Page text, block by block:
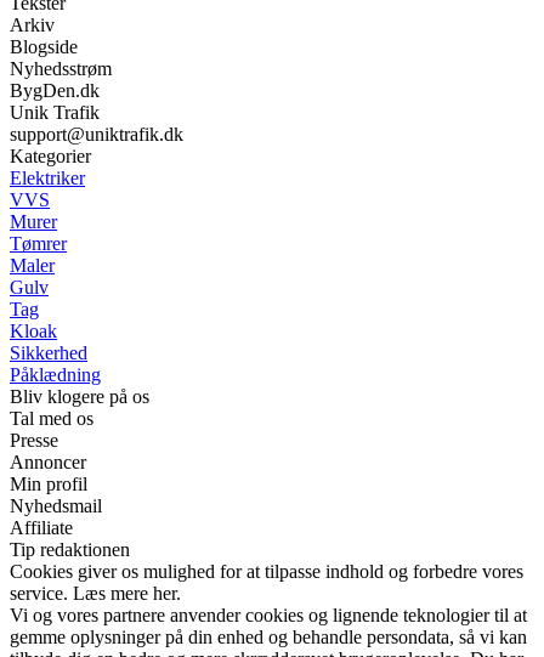
Arkiv
Blogside
Nyhedsstrøm
BygDen.dk
Unik Trafik
support@uniktrafik.dk
Kategorier
Elektriker
VVS
Murer
Tømrer
Maler
Gulv
Tag
Kloak
Sikkerhed
Påklædning
Bliv klogere på os
Tal med os
Presse
Annoncer
Min profil
Nyhedsmail
Affiliate
Tip redaktionen
Cookies giver os mulighed for at tilpasse indhold og forbedre vores
service. Læs mere her.
Vi og vores partnere anvender cookies og lignende teknologier til at
gemme oplysninger på din enhed og behandle persondata, så vi kan